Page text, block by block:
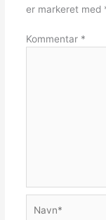
er markeret med
Kommentar *